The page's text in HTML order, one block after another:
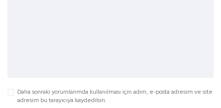
Daha sonraki yorumlarımda kullanılması için adım, e-posta adresim ve site
adresim bu tarayıcıya kaydedilsin.